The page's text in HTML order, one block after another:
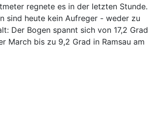
regnete es in der letzten Stunde.
sind heute kein Aufreger - weder zu
Der Bogen spannt sich von 17,2 Grad
March bis zu 9,2 Grad in Ramsau am